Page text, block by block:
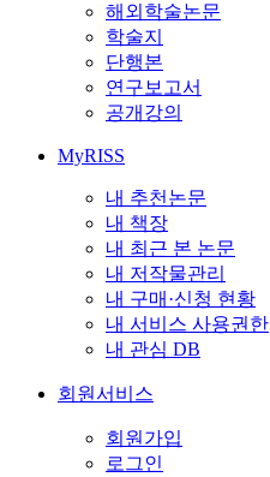
해외학술논문
학술지
단행본
연구보고서
공개강의
MyRISS
내 추천논문
내 책장
내 최근 본 논문
내 저작물관리
내 구매·신청 현황
내 서비스 사용권한
내 관심 DB
회원서비스
회원가입
로그인